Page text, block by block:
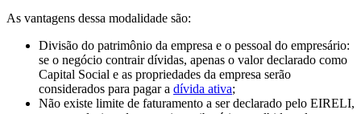
As vantagens dessa modalidade são:
Divisão do patrimônio da empresa e o pessoal do empresário:
se o negócio contrair dívidas, apenas o valor declarado como
Capital Social e as propriedades da empresa serão
considerados para pagar a dívida ativa;
Não existe limite de faturamento a ser declarado pelo EIRELI,